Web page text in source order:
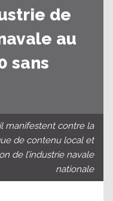
de
au
sans
manifestent contre la
de contenu local et
de l’industrie navale
nationale